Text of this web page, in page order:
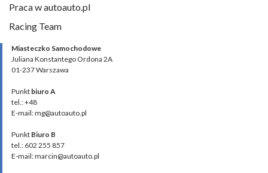
Praca w autoauto.pl
Racing Team
Miasteczko Samochodowe
Juliana Konstantego Ordona 2A
01-237 Warszawa
Punkt biuro A
tel.: +48
E-mail: mg@autoauto.pl
Punkt Biuro B
tel.: 602 255 857
E-mail: marcin@autoauto.pl